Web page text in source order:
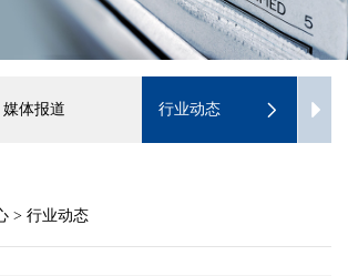
媒体报道 行业动态
> 行业动态